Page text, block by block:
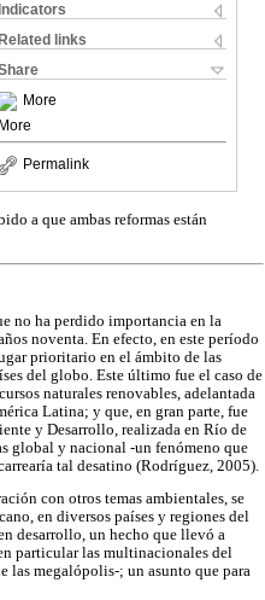
Indicators
Related links
More
More
Permalink
a que ambas reformas están
no ha perdido importancia en la
noventa. En efecto, en este período
prioritario en el ámbito de las
del globo. Este último fue el caso de
naturales renovables, adelantada
Latina; y que, en gran parte, fue
y Desarrollo, realizada en Río de
global y nacional -un fenómeno que
tal desatino (Rodríguez, 2005).
con otros temas ambientales, se
en diversos países y regiones del
desarrollo, un hecho que llevó a
particular las multinacionales del
las megalópolis-; un asunto que para